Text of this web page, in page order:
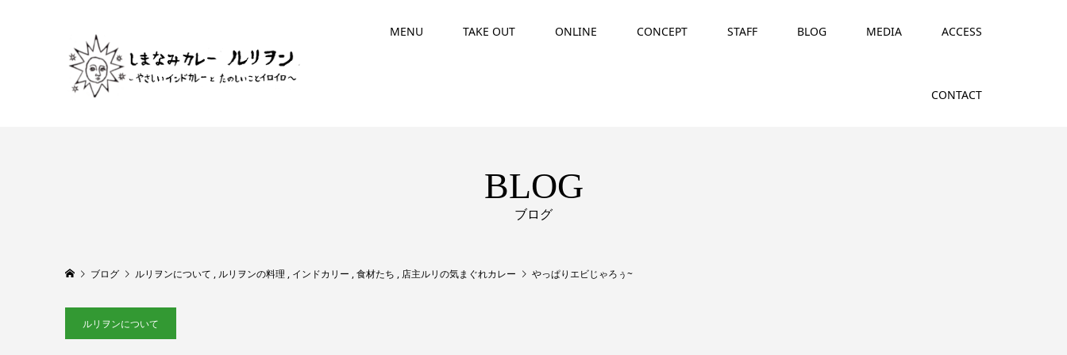
MENU TAKE OUT ONLINE CONCEPT STAFF BLOG MEDIA ACCESS
CONTACT
BLOG
ブログ
ブログ ルリヲンについて , ルリヲンの料理 , インドカリー ,食材たち , 店主ルリの気まぐれカレー やっぱりエビじゃろぅ~
ルリヲンについて